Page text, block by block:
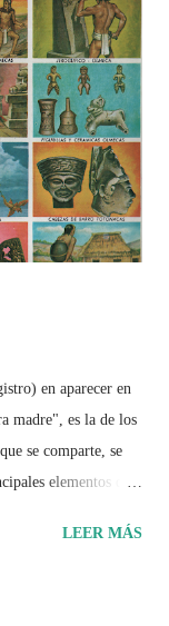
en aparecer en
madre", es la de los
se comparte, se
elementos que
LEER MÁS